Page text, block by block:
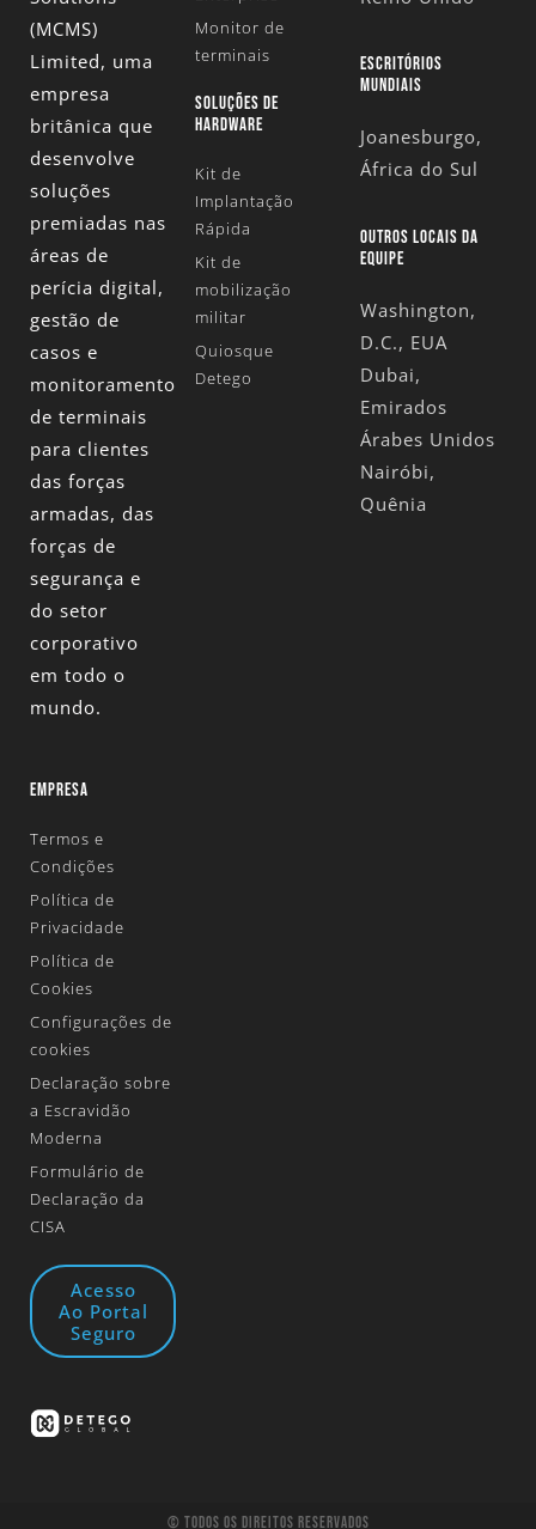
(MCMS)
Limited, uma
empresa
britânica que
desenvolve
soluções
premiadas nas
áreas de
perícia digital,
gestão de
casos e
monitoramento
de terminais
para clientes
das forças
armadas, das
forças de
segurança e
do setor
corporativo
em todo o
mundo.
Monitor de
terminais
SOLUÇÕES DE
HARDWARE
Kit de
Implantação
Rápida
Kit de
mobilização
militar
Quiosque
Detego
ESCRITÓRIOS
MUNDIAIS
Joanesburgo,
África do Sul
OUTROS LOCAIS DA
EQUIPE
Washington,
D.C., EUA
Dubai,
Emirados
Árabes Unidos
Nairóbi,
Quênia
EMPRESA
Termos e
Condições
Política de
Privacidade
Política de
Cookies
Configurações de
cookies
Declaração sobre
a Escravidão
Moderna
Formulário de
Declaração da
CISA
Acesso
Ao Portal
Seguro
© Todos Os Direitos Reservados